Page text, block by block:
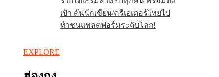
เป้า ดันนักเขียน/ครีเอเตอร์ไทยไป
ท้าชนแพลตฟอร์มระดับโลก!
EXPLORE